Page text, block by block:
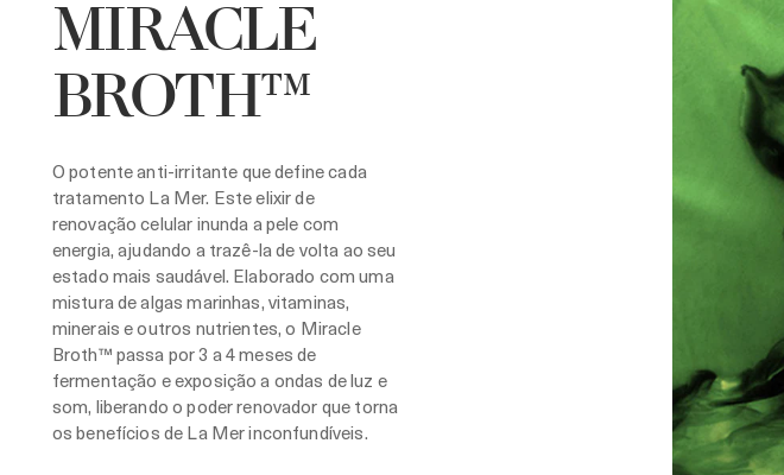
MIRACLE
BROTH™
O potente anti-irritante que define cada
tratamento La Mer. Este elixir de
renovação celular inunda a pele com
energia, ajudando a trazê-la de volta ao seu
estado mais saudável. Elaborado com uma
mistura de algas marinhas, vitaminas,
minerais e outros nutrientes, o Miracle
Broth™ passa por 3 a 4 meses de
fermentação e exposição a ondas de luz e
som, liberando o poder renovador que torna
os benefícios de La Mer inconfundíveis.